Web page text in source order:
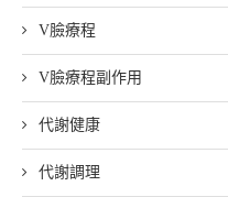
V臉療程
V臉療程副作用
代謝健康
代謝調理